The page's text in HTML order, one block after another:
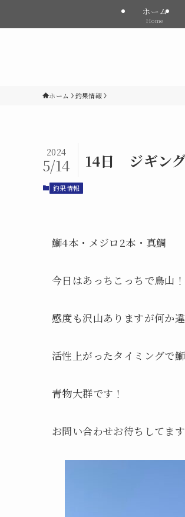
ホーム
Home
ホーム 釣果情報
14日 ジギング
2024
5/14
釣果情報
鰤4本・メジロ2本・真鯛
今日はあっちこっちで鳥山！
感度も沢山ありますが何か違
活性上がったタイミングで
青物大群です！
お問い合わせお待ちしてます